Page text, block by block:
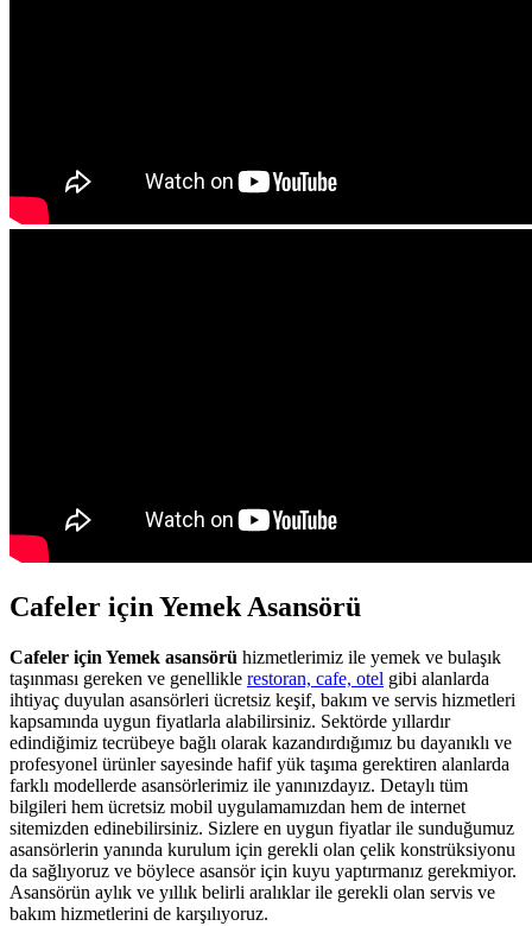
Cafeler için Yemek Asansörü
Cafeler için Yemek asansörü hizmetlerimiz ile yemek ve bulaşık
taşınması gereken ve genellikle restoran, cafe, otel gibi alanlarda
ihtiyaç duyulan asansörleri ücretsiz keşif, bakım ve servis hizmetleri
kapsamında uygun fiyatlarla alabilirsiniz. Sektörde yıllardır
edindiğimiz tecrübeye bağlı olarak kazandırdığımız bu dayanıklı ve
profesyonel ürünler sayesinde hafif yük taşıma gerektiren alanlarda
farklı modellerde asansörlerimiz ile yanınızdayız. Detaylı tüm
bilgileri hem ücretsiz mobil uygulamamızdan hem de internet
sitemizden edinebilirsiniz. Sizlere en uygun fiyatlar ile sunduğumuz
asansörlerin yanında kurulum için gerekli olan çelik konstrüksiyonu
da sağlıyoruz ve böylece asansör için kuyu yaptırmanız gerekmiyor.
Asansörün aylık ve yıllık belirli aralıklar ile gerekli olan servis ve
bakım hizmetlerini de karşılıyoruz.